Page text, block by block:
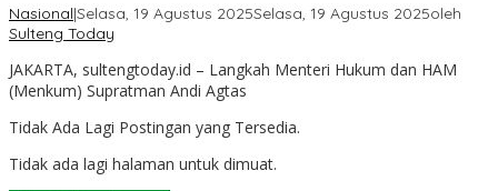
Nasional|Selasa, 19 Agustus 2025Selasa, 19 Agustus 2025oleh
Sulteng Today
JAKARTA, sultengtoday.id – Langkah Menteri Hukum dan HAM
(Menkum) Supratman Andi Agtas
Tidak Ada Lagi Postingan yang Tersedia.
Tidak ada lagi halaman untuk dimuat.